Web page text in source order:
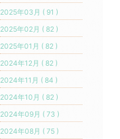
2025年03月 ( 91 )
2025年02月 ( 82 )
2025年01月 ( 82 )
2024年12月 ( 82 )
2024年11月 ( 84 )
2024年10月 ( 82 )
2024年09月 ( 73 )
2024年08月 ( 75 )